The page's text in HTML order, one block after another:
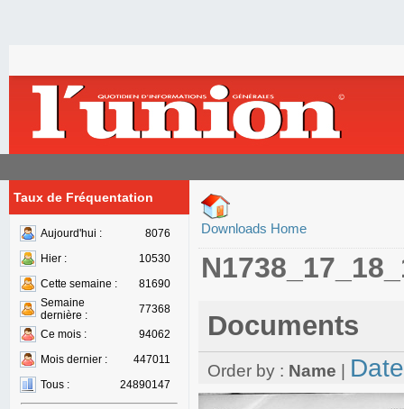
Taux de Fréquentation
Aujourd'hui :
8076
Hier :
10530
Cette semaine :
81690
Semaine
dernière :
77368
Ce mois :
94062
Mois dernier :
447011
Tous :
24890147
Downloads Home
Documents
Order by : Name Date